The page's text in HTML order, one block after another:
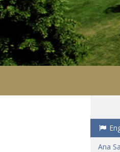
Ana